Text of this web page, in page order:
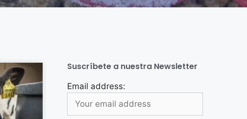
Suscríbete a nuestra Newsletter
Email address: